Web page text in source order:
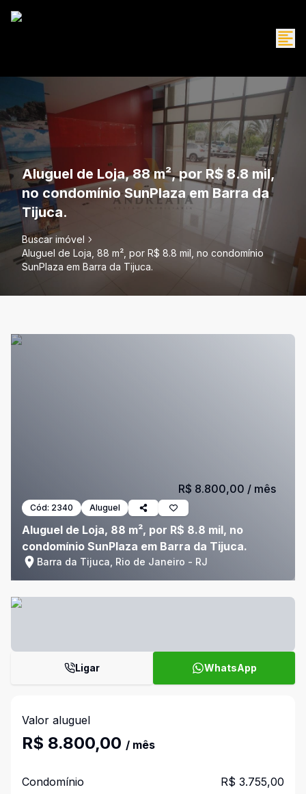
Aluguel de Loja, 88 m², por R$ 8.8 mil,
no condomínio SunPlaza em Barra da
Tijuca.
Buscar imóvel
Aluguel de Loja, 88 m², por R$ 8.8 mil, no condomínio
SunPlaza em Barra da Tijuca.
Cód: 2340 Aluguel
Aluguel de Loja, 88 m², por R$ 8.8 mil, no
condomínio SunPlaza em Barra da Tijuca.
Barra da Tijuca, Rio de Janeiro - RJ
R$ 8.800,00 / mês
Ligar WhatsApp
Valor aluguel
R$ 8.800,00 / mês
Condomínio R$ 3.755,00